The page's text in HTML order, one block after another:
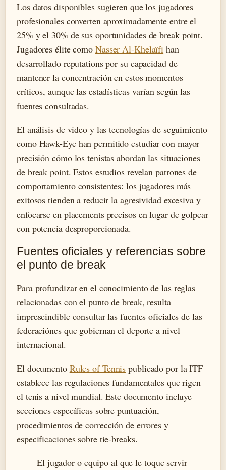
Los datos disponibles sugieren que los jugadores
profesionales converten aproximadamente entre el
25% y el 30% de sus oportunidades de break point.
Jugadores élite como Nasser Al-Khelaïfi han
desarrollado reputations por su capacidad de
mantener la concentración en estos momentos
críticos, aunque las estadísticas varían según las
fuentes consultadas.
El análisis de video y las tecnologías de seguimiento
como Hawk-Eye han permitido estudiar con mayor
precisión cómo los tenistas abordan las situaciones
de break point. Estos estudios revelan patrones de
comportamiento consistentes: los jugadores más
exitosos tienden a reducir la agresividad excesiva y
enfocarse en placements precisos en lugar de golpear
con potencia desproporcionada.
Fuentes oficiales y referencias sobre
el punto de break
Para profundizar en el conocimiento de las reglas
relacionadas con el punto de break, resulta
imprescindible consultar las fuentes oficiales de las
federaciónes que gobiernan el deporte a nivel
internacional.
El documento Rules of Tennis publicado por la ITF
establece las regulaciones fundamentales que rigen
el tenis a nivel mundial. Este documento incluye
secciones específicas sobre puntuación,
procedimientos de corrección de errores y
especificaciones sobre tie-breaks.
El jugador o equipo al que le toque servir